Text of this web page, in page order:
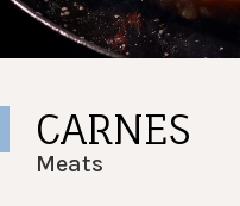
CARNES
Meats